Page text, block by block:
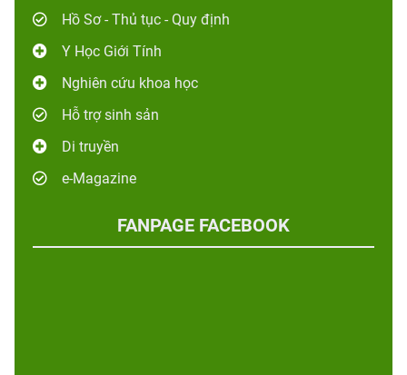
Hồ Sơ - Thủ tục - Quy định
Y Học Giới Tính
Nghiên cứu khoa học
Hỗ trợ sinh sản
Di truyền
e-Magazine
FANPAGE FACEBOOK